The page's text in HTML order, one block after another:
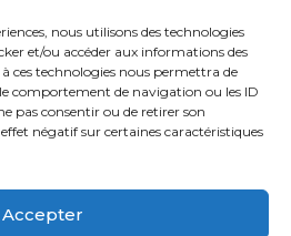
nous utilisons des technologies
et/ou accéder aux informations des
ces technologies nous permettra de
comportement de navigation ou les ID
pas consentir ou de retirer son
négatif sur certaines caractéristiques
Accepter
de vente